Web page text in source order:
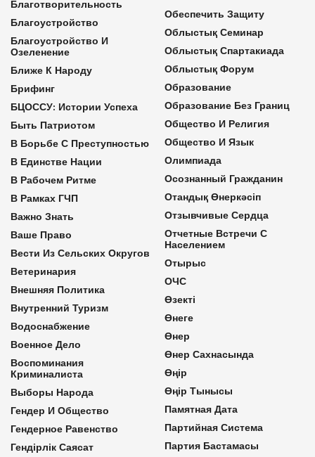
Благотворительность
Благоустройство
Благоустройство И
Озеленение
Ближе К Народу
Брифинг
БЦОССУ: Истории Успеха
Быть Патриотом
В Борьбе С Преступностью
В Единстве Нации
В Рабочем Ритме
В Рамках ГЧП
Важно Знать
Ваше Право
Вести Из Сельских Округов
Ветеринария
Внешняя Политика
Внутренний Туризм
Водоснабжение
Военное Дело
Воспоминания
Криминалиста
Выборы Народа
Гендер И Общество
Гендерное Равенство
Гендірлік Саясат
Обеспечить Защиту
Облыстық Семинар
Облыстық Спартакиада
Облыстық Форум
Образование
Образование Без Границ
Общество И Религия
Общество И Язык
Олимпиада
Осознанный Гражданин
Отандық Өнеркәсіп
Отзывчивые Сердца
Отчетные Встречи С
Населением
Отырыс
ОЧС
Өзекті
Өнеге
Өнер
Өнер Сахнасында
Өңір
Өңір Тынысы
Памятная Дата
Партийная Система
Партия Бастамасы